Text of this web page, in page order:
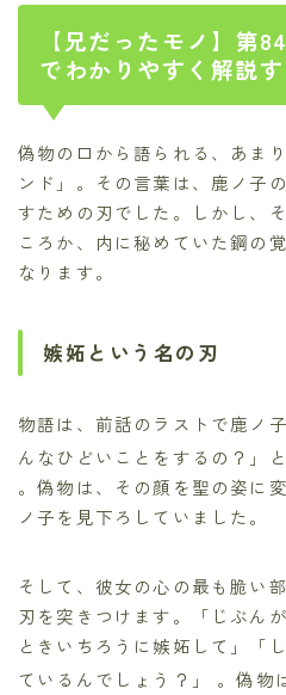
【兄だったモノ】第
でわかりやすく解説す
偽物の口から語られる、あま
ンド」。その言葉は、鹿ノ子
すための刃でした。しかし、
ころか、内に秘めていた鋼の
なります。
嫉妬という名の刃
物語は、前話のラストで鹿ノ
んなひどいことをするの？」
。偽物は、その顔を聖の姿に
ノ子を見下ろしていました。
そして、彼女の心の最も脆い
刃を突きつけます。「じぶん
ときいちろうに嫉妬して」「
ているんでしょう？」 。偽物